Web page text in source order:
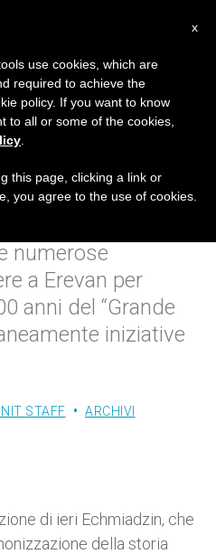
cerimonie civili
Putin e
numerose
a Erevan per
anni del “Grande
iniziative
STAFF ARCHIVI
di ieri Echmiadzin, che
della storia
x
use cookies, which are
required to achieve the
policy. If you want to know
to all or some of the cookies,
this page, clicking a link or
you agree to the use of cookies.